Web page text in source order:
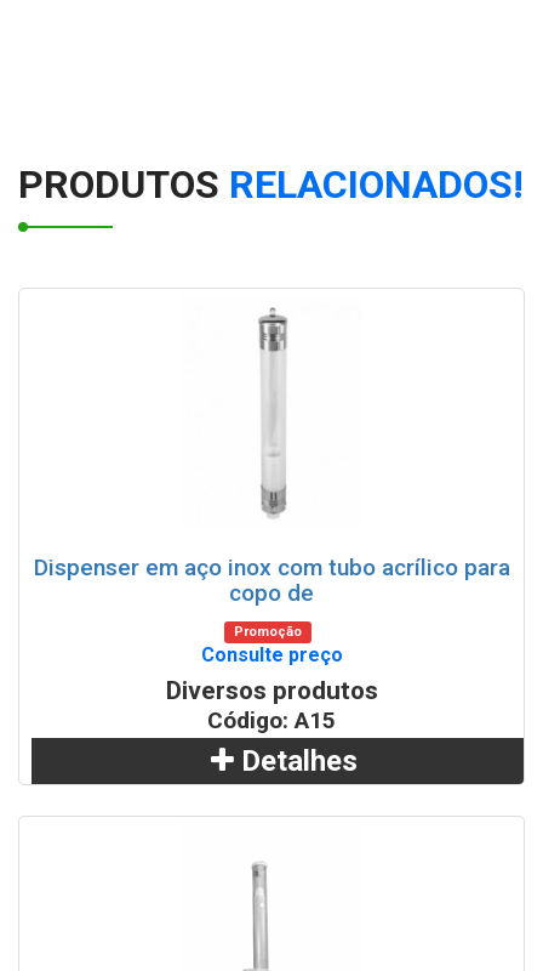
PRODUTOS RELACIONADOS!
Dispenser em aço inox com tubo acrílico para
copo de
Promoção
Consulte preço
Diversos produtos
Código: A15
Detalhes
Adicionar
WhatsApp